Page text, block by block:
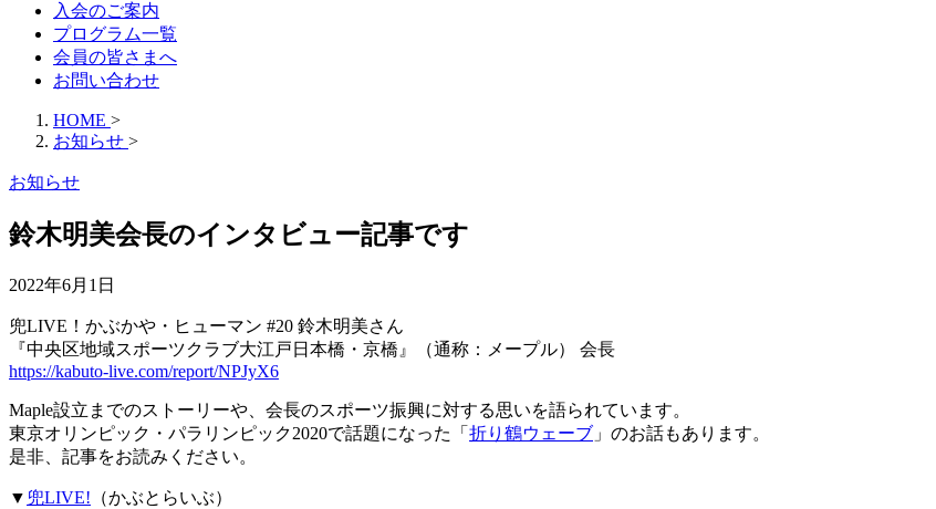
入会のご案内
プログラム一覧
会員の皆さまへ
お問い合わせ
HOME >
お知らせ >
お知らせ
鈴木明美会長のインタビュー記事です
2022年6月1日
兜LIVE！かぶかや・ヒューマン #20 鈴木明美さん
『中央区地域スポーツクラブ大江戸日本橋・京橋』（通称：メープル） 会長
https://kabuto-live.com/report/NPJyX6
Maple設立までのストーリーや、会長のスポーツ振興に対する思いを語られています。
東京オリンピック・パラリンピック2020で話題になった「 折り鶴ウェーブ 」のお話もあります。
是非、記事をお読みください。
▼ 兜LIVE! （かぶとらいぶ）